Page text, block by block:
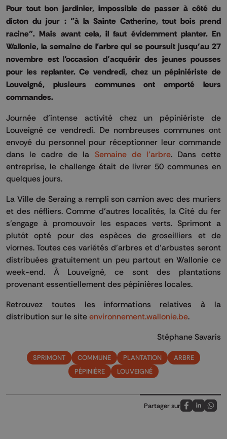
Pour tout bon jardinier, impossible de passer à côté du
dicton du jour : "à la Sainte Catherine, tout bois prend
racine". Mais avant cela, il faut évidemment planter. En
Wallonie, la semaine de l'arbre qui se poursuit jusqu’au 27
novembre est l’occasion d’acquérir des jeunes pousses
pour les replanter. Ce vendredi, chez un pépiniériste de
Louveigné, plusieurs communes ont emporté leurs
commandes.
Journée d’intense activité chez un pépiniériste de
Louveigné ce vendredi. De nombreuses communes ont
envoyé du personnel pour réceptionner leur commande
dans le cadre de la Semaine de l’arbre. Dans cette
entreprise, le challenge était de livrer 50 communes en
quelques jours.
La Ville de Seraing a rempli son camion avec des muriers
et des néfliers. Comme d’autres localités, la Cité du fer
s’engage à promouvoir les espaces verts. Sprimont a
plutôt opté pour des espèces de groseilliers et de
viornes. Toutes ces variétés d’arbres et d’arbustes seront
distribuées gratuitement un peu partout en Wallonie ce
week-end. À Louveigné, ce sont des plantations
provenant essentiellement des pépinières locales.
Retrouvez toutes les informations relatives à la
distribution sur le site environnement.wallonie.be.
Stéphane Savaris
SPRIMONT COMMUNE PLANTATION
ARBRE
PÉPINIÈRE
LOUVEIGNÉ
Partager sur
Partagez sur
Partagez